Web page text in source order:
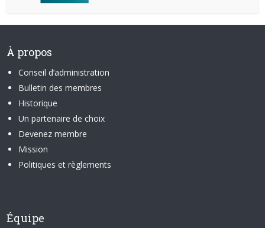
À propos
Conseil d’administration
Bulletin des membres
Historique
Un partenaire de choix
Devenez membre
Mission
Politiques et règlements
Équipe